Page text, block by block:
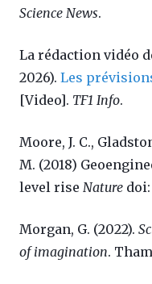
Science News.
La rédaction vidéo
2026). Les
[Video]. TF1 Info.
Moore, J. C.,
M. (2018)
level rise Nature doi:
Morgan, G. (2022).
of imagination.